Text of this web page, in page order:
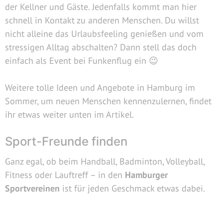
der Kellner und Gäste. Jedenfalls kommt man hier
schnell in Kontakt zu anderen Menschen. Du willst
nicht alleine das Urlaubsfeeling genießen und vom
stressigen Alltag abschalten? Dann stell das doch
einfach als Event bei Funkenflug ein 😉
Weitere tolle Ideen und Angebote in Hamburg im
Sommer, um neuen Menschen kennenzulernen, findet
ihr etwas weiter unten im Artikel.
Sport-Freunde finden
Ganz egal, ob beim Handball, Badminton, Volleyball,
Fitness oder Lauftreff – in den Hamburger
Sportvereinen ist für jeden Geschmack etwas dabei.